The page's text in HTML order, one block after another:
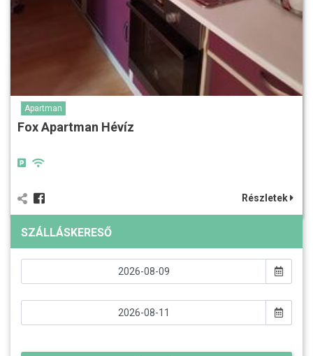
Apartman
Fox Apartman Hévíz
Részletek
SZÁLLÁSKERESŐ